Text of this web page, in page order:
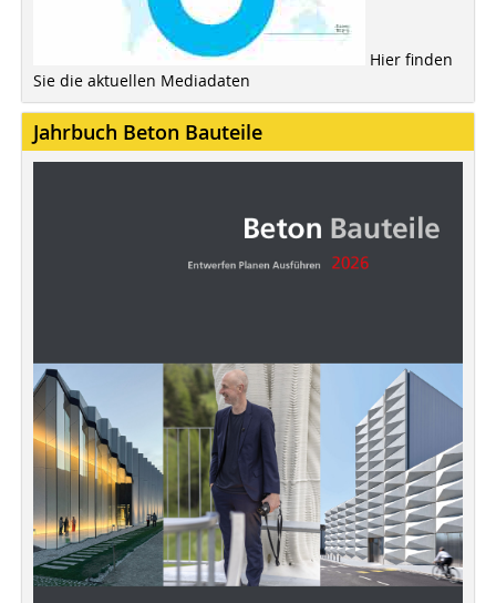
Hier finden
Sie die aktuellen Mediadaten
Jahrbuch Beton Bauteile